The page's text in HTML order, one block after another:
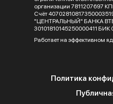
организации 7811207697
Счёт
"ЦЕНТРАЛЬНЫЙ" БАНКА
30101810145250000411 БИК
Работает на эффективном
Политика